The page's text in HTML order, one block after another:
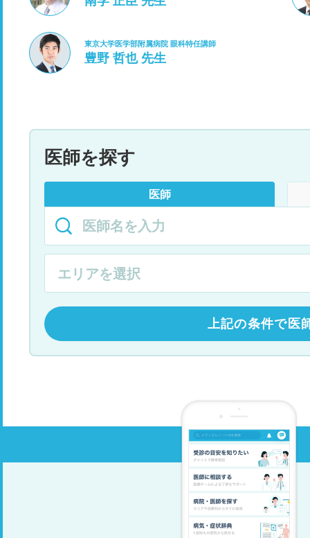
東京大学医学部附属病院 眼科特任講師
豊野 哲也 先生
医師を探す
医師
上記の条件で医